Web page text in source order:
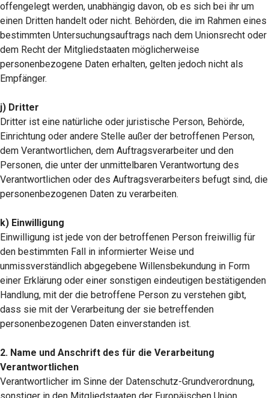
offengelegt werden, unabhängig davon, ob es sich bei ihr um
einen Dritten handelt oder nicht. Behörden, die im Rahmen eines
bestimmten Untersuchungsauftrags nach dem Unionsrecht oder
dem Recht der Mitgliedstaaten möglicherweise
personenbezogene Daten erhalten, gelten jedoch nicht als
Empfänger.
j) Dritter
Dritter ist eine natürliche oder juristische Person, Behörde,
Einrichtung oder andere Stelle außer der betroffenen Person,
dem Verantwortlichen, dem Auftragsverarbeiter und den
Personen, die unter der unmittelbaren Verantwortung des
Verantwortlichen oder des Auftragsverarbeiters befugt sind, die
personenbezogenen Daten zu verarbeiten.
k) Einwilligung
Einwilligung ist jede von der betroffenen Person freiwillig für
den bestimmten Fall in informierter Weise und
unmissverständlich abgegebene Willensbekundung in Form
einer Erklärung oder einer sonstigen eindeutigen bestätigenden
Handlung, mit der die betroffene Person zu verstehen gibt,
dass sie mit der Verarbeitung der sie betreffenden
personenbezogenen Daten einverstanden ist.
2. Name und Anschrift des für die Verarbeitung
Verantwortlichen
Verantwortlicher im Sinne der Datenschutz-Grundverordnung,